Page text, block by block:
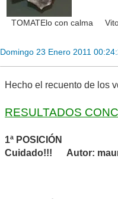
TOMATElo con calma
Domingo 23 Enero 2011
Hecho el recuento de los
RESULTADOS
1ª POSICIÓN
Cuidado!!! Autor: